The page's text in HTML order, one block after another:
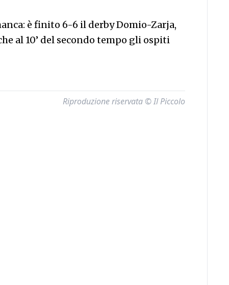
è finito 6-6 il derby Domio-Zarja,
al 10’ del secondo tempo gli ospiti
Riproduzione riservata © Il Piccolo